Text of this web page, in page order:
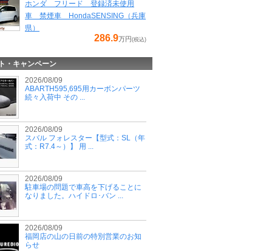
ホンダ フリード 登録済未使用
車 禁煙車 HondaSENSING（兵庫
県）
286.9万円(税込)
・キャンペーン
2026/08/09
ABARTH595,695用カーボンパーツ
続々入荷中 その ...
2026/08/09
スバル フォレスター【型式：SL（年
式：R7.4～）】 用 ...
2026/08/09
駐車場の問題で車高を下げることに
なりました。ハイドロ･バン ...
2026/08/09
福岡店の山の日前の特別営業のお知
らせ